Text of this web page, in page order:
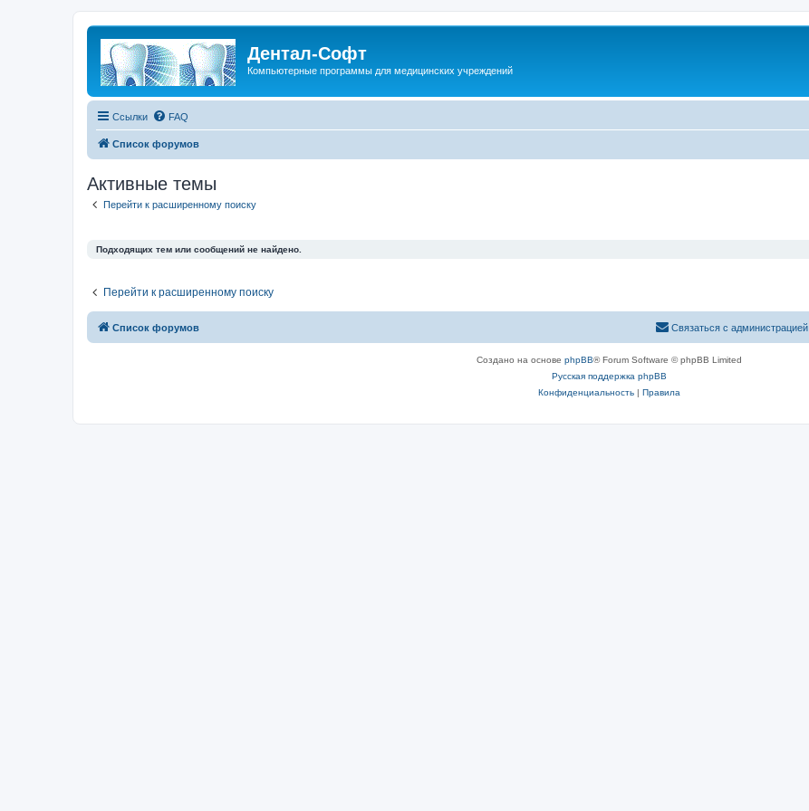
Дентал-Софт
Компьютерные программы для медицинских учреждений
Ссылки FAQ
Список форумов
Активные темы
Перейти к расширенному поиску
Подходящих тем или сообщений не найдено.
Перейти к расширенному поиску
Список форумов Связаться с администрацией
Создано на основе phpBB® Forum Software © phpBB Limited
Русская поддержка phpBB
Конфиденциальность| Правила